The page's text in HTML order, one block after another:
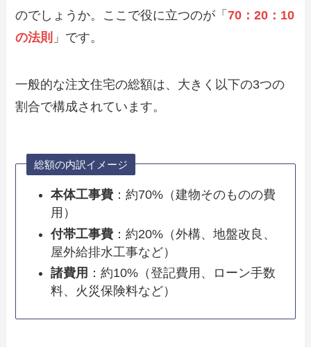
のでしょうか。ここで役に立つのが「70：20：10
の法則 」です。
一般的な注文住宅の総額は、大きく以下の3つの
割合で構成されています。
総額の内訳イメージ
本体工事費：約70%（建物そのものの費
用）
付帯工事費：約20%（外構、地盤改良、
屋外給排水工事など）
諸費用 ：約10%（登記費用、ローン手数
料、火災保険料など）